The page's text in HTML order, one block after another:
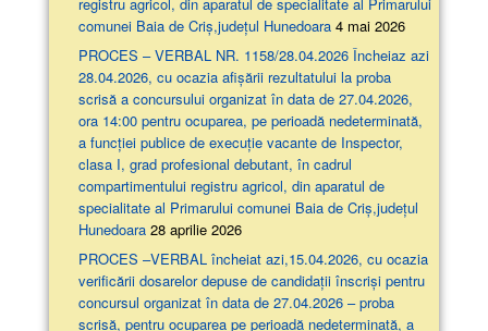
comunei Baia de Criș,județul Hunedoara 4 mai 2026
PROCES – VERBAL NR. 1158/28.04.2026 Încheiaz azi
28.04.2026, cu ocazia afişării rezultatului la proba
scrisă a concursului organizat în data de 27.04.2026,
ora 14:00 pentru ocuparea, pe perioadă nedeterminată,
a funcției publice de execuție vacante de Inspector,
clasa I, grad profesional debutant, în cadrul
compartimentului registru agricol, din aparatul de
specialitate al Primarului comunei Baia de Criș,județul
Hunedoara 28 aprilie 2026
PROCES –VERBAL încheiat azi,15.04.2026, cu ocazia
verificării dosarelor depuse de candidații înscriși pentru
concursul organizat în data de 27.04.2026 – proba
scrisă, pentru ocuparea pe perioadă nedeterminată, a